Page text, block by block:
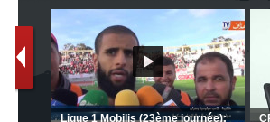
Ligue 1 Mobilis (23ème journée):